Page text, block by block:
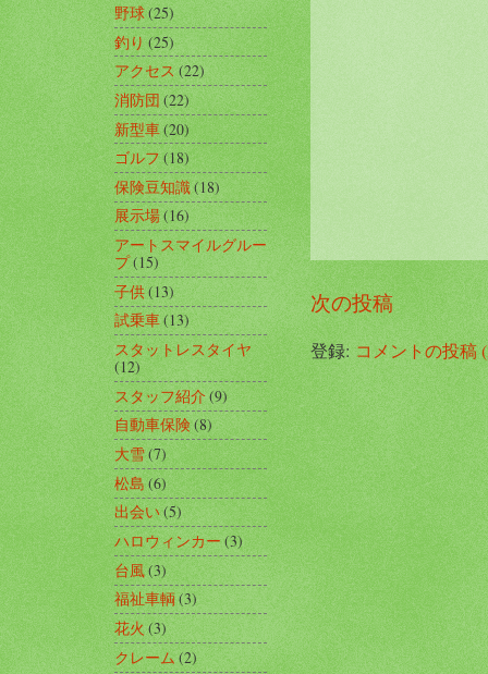
次の投稿
登録:コメントの投稿
野球(25)
釣り(25)
アクセス(22)
消防団(22)
新型車(20)
ゴルフ(18)
保険豆知識(18)
展示場(16)
アートスマイルグルー
プ(15)
子供(13)
試乗車(13)
スタットレスタイヤ
(12)
スタッフ紹介(9)
自動車保険(8)
大雪(7)
松島 (6)
出会い(5)
ハロウィンカー(3)
台風(3)
福祉車輌 (3)
花火(3)
クレーム(2)